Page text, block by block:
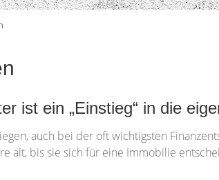
ist ein „Einstieg“ in die
auch bei der oft wichtigsten
alt, bis sie sich für eine Immobilie